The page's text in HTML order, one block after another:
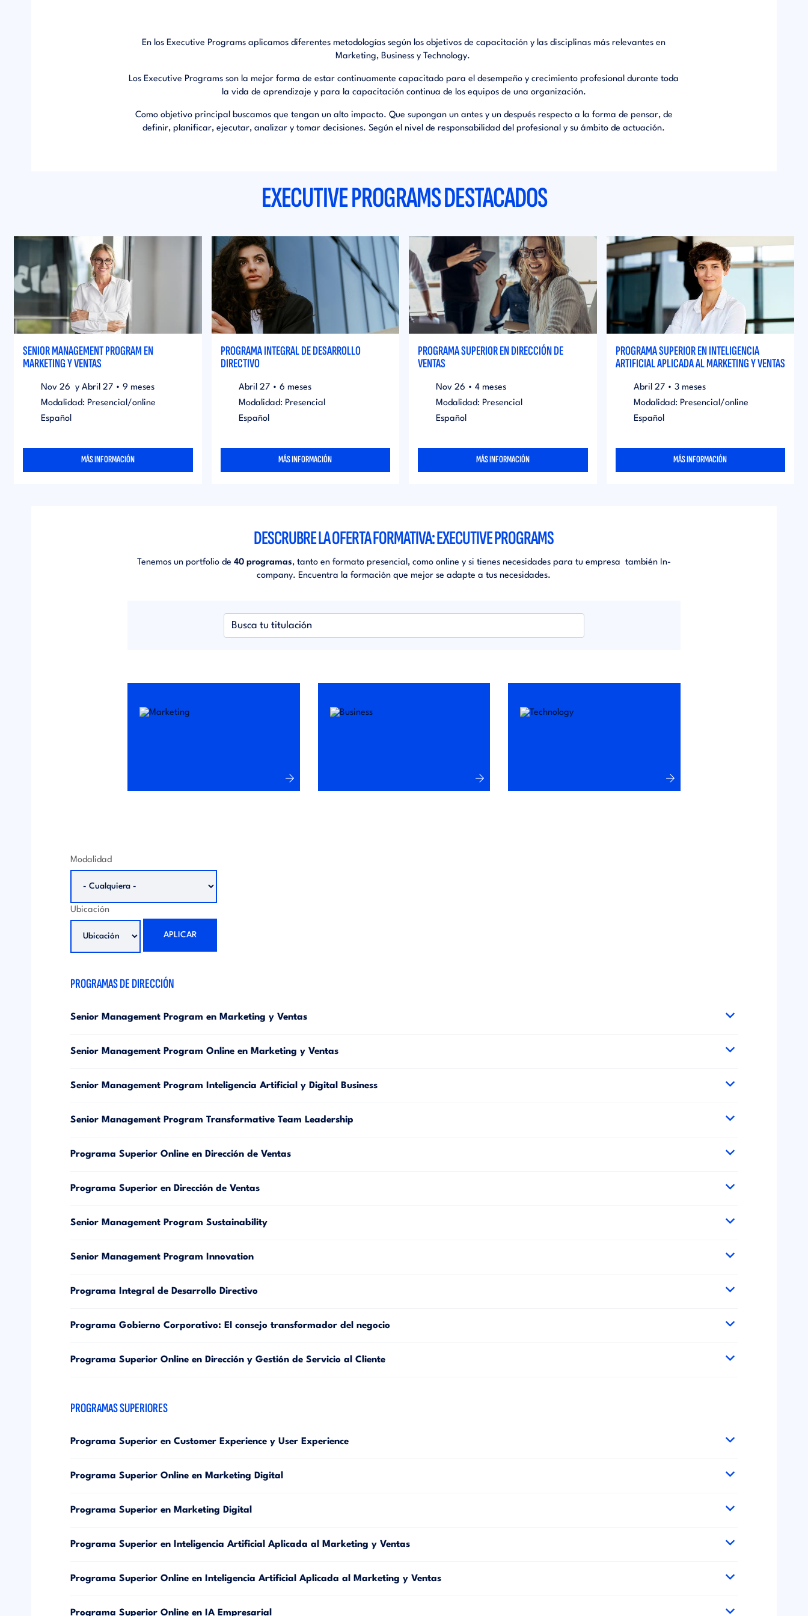
En los Executive Programs aplicamos diferentes metodologías según los objetivos de capacitación y las disciplinas más relevantes en
Marketing, Business y Technology.
Los Executive Programs son la mejor forma de estar continuamente capacitado para el desempeño y crecimiento profesional durante toda
la vida de aprendizaje y para la capacitación continua de los equipos de una organización.
Como objetivo principal buscamos que tengan un alto impacto. Que supongan un antes y un después respecto a la forma de pensar, de
definir, planificar, ejecutar, analizar y tomar decisiones. Según el nivel de responsabilidad del profesional y su ámbito de actuación.
EXECUTIVE PROGRAMS DESTACADOS
SENIOR MANAGEMENT PROGRAM EN
MARKETING Y VENTAS
Nov 26 y Abril 27 • 9 meses
Modalidad: Presencial/online
Español
MÁS INFORMACIÓN
PROGRAMA INTEGRAL DE DESARROLLO
DIRECTIVO
Abril 27• 6 meses
Modalidad: Presencial
Español
MÁS INFORMACIÓN
PROGRAMA SUPERIOR EN DIRECCIÓN DE
VENTAS
Nov 26 • 4 meses
Modalidad: Presencial
Español
MÁS INFORMACIÓN
PROGRAMA SUPERIOR EN INTELIGENCIA
ARTIFICIAL APLICADA AL MARKETING Y VENTAS
Abril 27• 3 meses
Modalidad: Presencial/online
Español
MÁS INFORMACIÓN
DESCRUBRE LA OFERTA FORMATIVA: EXECUTIVE PROGRAMS
Tenemos un portfolio de 40 programas, tanto en formato presencial, como online y si tienes necesidades para tu empresa también In-
company. Encuentra la formación que mejor se adapte a tus necesidades.
Modalidad
Ubicación
APLICAR
PROGRAMAS DE DIRECCIÓN
Senior Management Program en Marketing y Ventas
Senior Management Program Online en Marketing y Ventas
Senior Management Program Inteligencia Artificial y Digital Business
Senior Management Program Transformative Team Leadership
Programa Superior Online en Dirección de Ventas
Programa Superior en Dirección de Ventas
Senior Management Program Sustainability
Senior Management Program Innovation
Programa Integral de Desarrollo Directivo
Programa Gobierno Corporativo: El consejo transformador del negocio
Programa Superior Online en Dirección y Gestión de Servicio al Cliente
PROGRAMAS SUPERIORES
Programa Superior en Customer Experience y User Experience
Programa Superior Online en Marketing Digital
Programa Superior en Marketing Digital
Programa Superior en Inteligencia Artificial Aplicada al Marketing y Ventas
Programa Superior Online en Inteligencia Artificial Aplicada al Marketing y Ventas
Programa Superior Online en IA Empresarial